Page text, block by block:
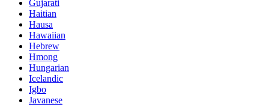
Gujarati
Haitian
Hausa
Hawaiian
Hebrew
Hmong
Hungarian
Icelandic
Igbo
Javanese